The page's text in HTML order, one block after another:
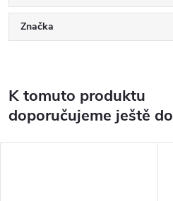
Značka
K tomuto produktu
doporučujeme ještě